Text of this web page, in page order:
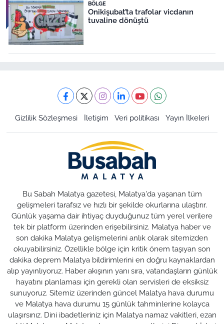
BÖLGE
Onikişubat’ta trafolar vicdanın
tuvaline dönüştü
Gizlilik Sözleşmesi İletişim Veri politikası Yayın İlkeleri
Bu Sabah Malatya gazetesi, Malatya'da yaşanan tüm
gelişmeleri tarafsız ve hızlı bir şekilde okurlarına ulaştırır.
Günlük yaşama dair ihtiyaç duyduğunuz tüm yerel verilere
tek bir platform üzerinden erişebilirsiniz. Malatya haber ve
son dakika Malatya gelişmelerini anlık olarak sitemizden
okuyabilirsiniz. Özellikle bölge için kritik önem taşıyan son
dakika deprem Malatya bildirimlerini en doğru kaynaklardan
alıp yayınlıyoruz. Haber akışının yanı sıra, vatandaşların günlük
hayatını planlaması için gerekli olan servisleri de eksiksiz
sunuyoruz. Sitemiz üzerinden güncel Malatya hava durumu
ve Malatya hava durumu 15 günlük tahminlerine kolayca
ulaşırsınız. Dini ibadetleriniz için Malatya namaz vakitleri, ezan